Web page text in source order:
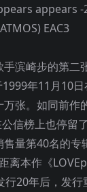
appears
EAC3
手滨崎步的第二
1999年11月10
张。如同前作
信榜上也停留
量第40名的专
离本作《
20年后，发行